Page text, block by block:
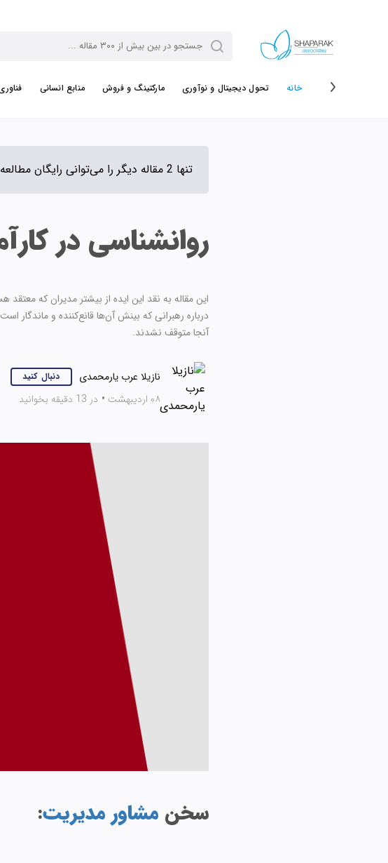
خانه تحول دیجیتال و نوآوری مارکتینگ و فروش منابع انسانی
تنها 2 مقاله دیگر را می‌توانی رایگان مطالعه کنی.
روانشناسی در
این مقاله به نقد این ایده از بیشتر مدیران که
درباره رهبرانی که بینش آن‌ها قانع‌کننده و ماندگار
آنجا متوقف نشدند.
نازیلا عرب یارمحمدی دنبال کنید
۰۸ اردیبهشت • در 13 دقیقه بخوانید
سخن مشاور مدیریت: